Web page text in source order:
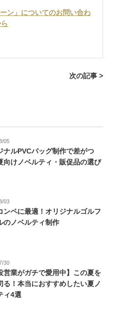
ン」についてのお問い合わ
次の記事 >
05
ナルPVCバッグ制作で差がつ
向けノベルティ・販促品の選び
03
ンペに最適！オリジナルゴルフ
のノベルティ制作
30
営業がガチで愛用中】この夏を
る！本当におすすめしたい夏ノ
ィ4選